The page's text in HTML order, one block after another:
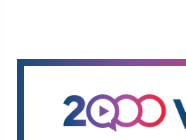
התורה להיות בעיני האדם
של שגרה ושחיקה. כל
שוב בשיא תפארתה, כך
הן חלק בלתי נפרד